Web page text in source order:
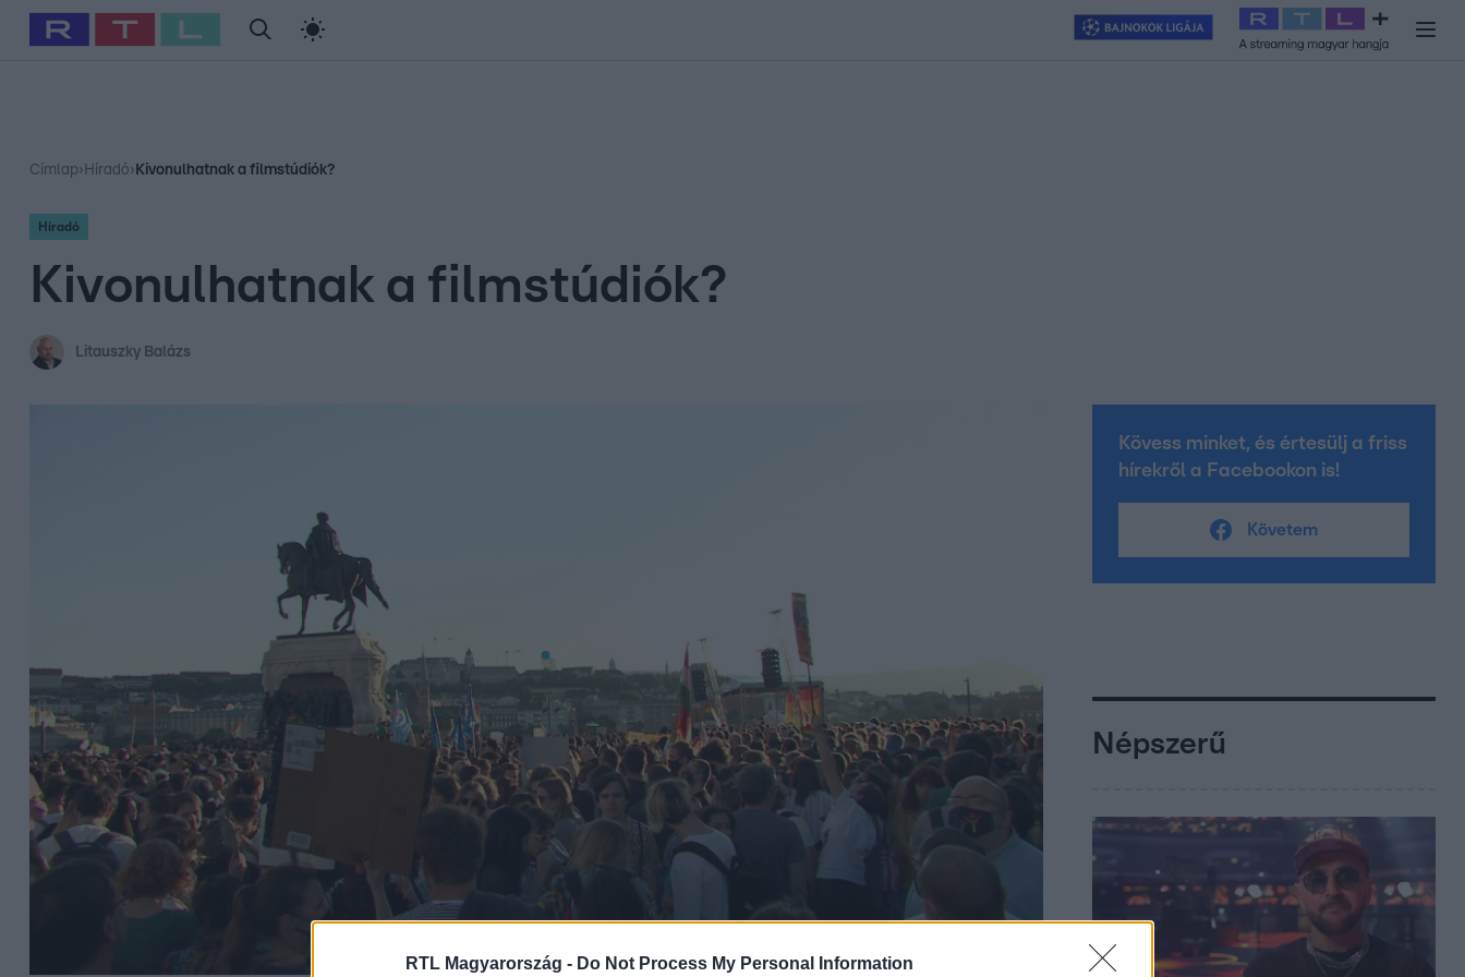
RTL Magyarország - Do Not Process My Personal Information
Babits Marcella Szellő István Most Wanted Exek csatája 2026 Celeb vagyok, ments ki innen
Címlap› Híradó› Kivonulhatnak a filmstúdiók?
Híradó
Kivonulhatnak a filmstúdiók?
Litauszky Balázs
Kövess minket, és értesülj a friss
hírekről a Facebookon is!
Követem
Népszerű